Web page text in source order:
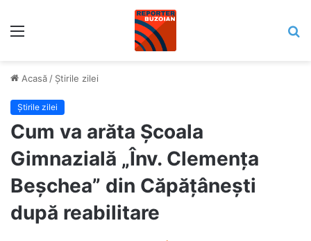
Acasă / Știrile zilei
Știrile zilei
Cum va arăta Școala
Gimnazială „Înv. Clemența
Beșchea” din Căpățânești
după reabilitare